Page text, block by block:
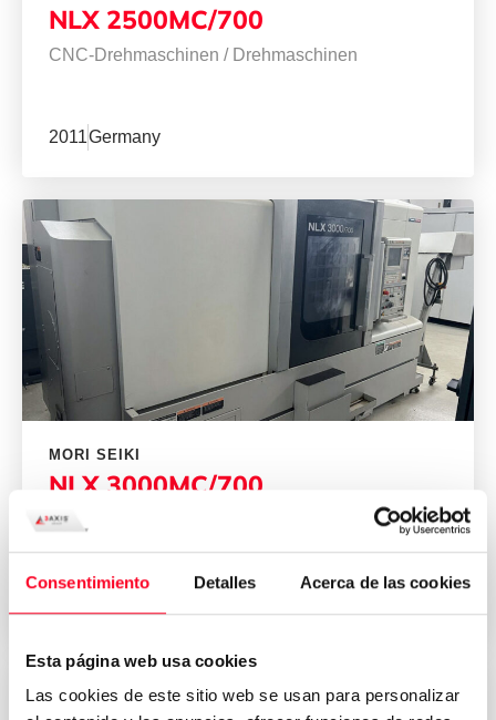
Consentimiento Detalles Acerca de las cookies
Esta página web usa cookies
Las cookies de este sitio web se usan para personalizar
NLX 2500MC/700
CNC-Drehmaschinen / Drehmaschinen
2011Germany
MORI SEIKI
NLX 3000MC/700
CNC-Drehmaschinen